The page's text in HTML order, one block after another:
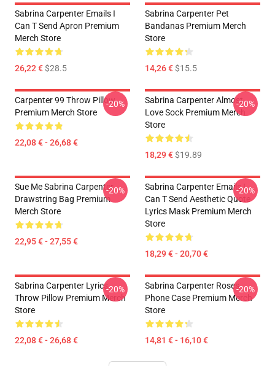
Sabrina Carpenter Emails I
Can T Send Apron Premium
Merch Store
26,22 €$28.5
Sabrina Carpenter Pet
Bandanas Premium Merch
Store
14,26 €$15.5
Carpenter 99 Throw Pillow
Premium Merch Store
22,08 € - 26,68 €
-20%
Sabrina Carpenter Almost
Love Sock Premium Merch
Store
18,29 €$19.89
-20%
Sue Me Sabrina Carpenter
Drawstring Bag Premium
Merch Store
22,95 € - 27,55 €
-20%
Sabrina Carpenter Emails I
Can T Send Aesthetic Quote
Lyrics Mask Premium Merch
Store
18,29 € - 20,70 €
-20%
Sabrina Carpenter Lyrics
Throw Pillow Premium Merch
Store
22,08 € - 26,68 €
-20%
Sabrina Carpenter Roses
Phone Case Premium Merch
Store
14,81 € - 16,10 €
-20%